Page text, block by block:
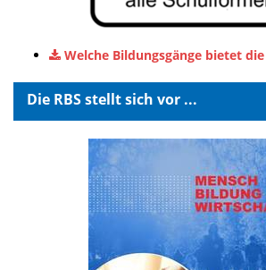
Welche Bildungsgänge bietet die
Die RBS stellt sich vor ...